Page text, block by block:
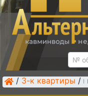
/ 3-к квартиры /